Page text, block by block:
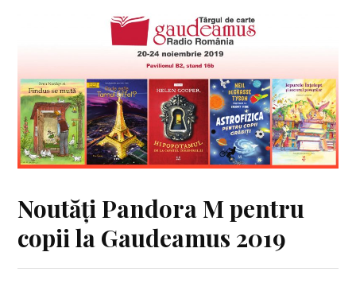
Noutăți Pandora M pentru
copii la Gaudeamus 2019